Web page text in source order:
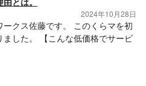
2024年10月28日
クス佐藤です。 このくらマを初
した。 【こんな低価格でサービ